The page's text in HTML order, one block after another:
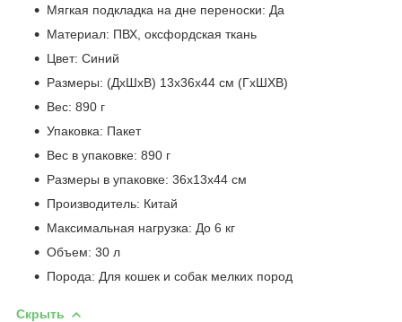
Мягкая подкладка на дне переноски: Да
Материал: ПВХ, оксфордская ткань
Цвет: Синий
Размеры: (ДхШхВ) 13х36х44 см (ГхШХВ)
Вес: 890 г
Упаковка: Пакет
Вес в упаковке: 890 г
Размеры в упаковке: 36х13х44 см
Производитель: Китай
Максимальная нагрузка: До 6 кг
Объем: 30 л
Порода: Для кошек и собак мелких пород
Скрыть